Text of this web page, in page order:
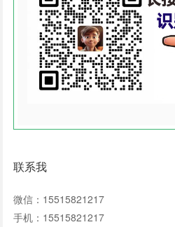
联系我
微信：15515821217
手机：15515821217